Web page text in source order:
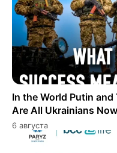
In the World Putin
Are All Ukrainians Now
6 августа